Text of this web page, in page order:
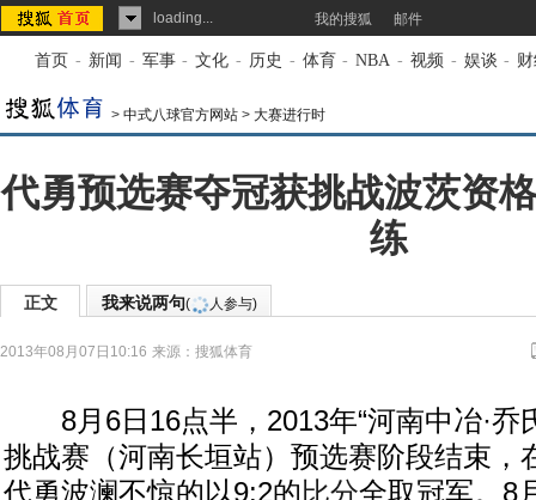
loading... 我的搜狐 邮件
首页 - 新闻 - 军事 - 文化 - 历史 - 体育 - NBA - 视频 - 娱谈 -
> 中式八球官方网站 > 大赛进行时
代勇预选赛夺冠获挑战波茨资
练
正文 我来说两句( 人参与)
2013年08月07日10:16 来源： 搜狐体育
8月6日16点半，2013年“河南中冶·乔
挑战赛（河南长垣站）预选赛阶段结束，
代勇波澜不惊的以9:2的 比分全取冠军。8